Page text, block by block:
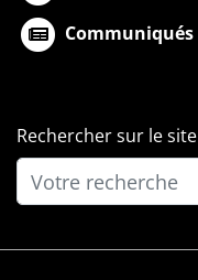
Communiqués
Rechercher sur le site